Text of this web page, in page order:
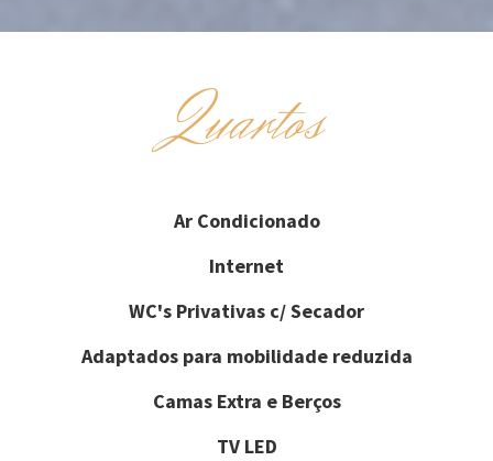
Quartos
Ar Condicionado
Internet
WC's Privativas c/ Secador
Adaptados para mobilidade reduzida
Camas Extra e Berços
TV LED